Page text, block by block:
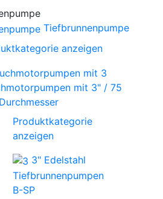
Tiefbrunnenpumpe
anzeigen
mit 3" / 75
Produktkategorie
anzeigen
3" Edelstahl
Tiefbrunnenpumpen
B-SP